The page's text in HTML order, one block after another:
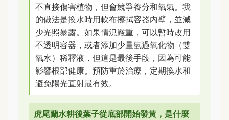
不直接傷害植物，但會競爭養分和氧氣。我
的做法是換水時用軟布擦拭容器內壁，並減
少光照暴露。如果情況嚴重，可以暫時改用
不透明容器，或者添加少量氫過氧化物（雙
氧水）稀釋液，但這是最後手段，因為可能
影響根部健康。預防重於治療，定期換水和
避免陽光直射最有效。
虎尾蘭水耕後葉子從底部開始發黃，是什麼